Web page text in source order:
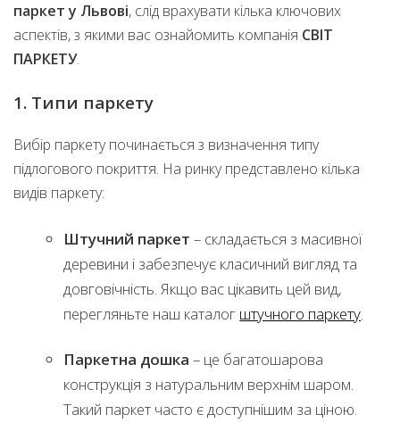
паркет у Львові, слід врахувати кілька ключових
аспектів, з якими вас ознайомить компанія СВІТ
ПАРКЕТУ.
1. Типи паркету
Вибір паркету починається з визначення типу
підлогового покриття. На ринку представлено кілька
видів паркету:
Штучний паркет – складається з масивної
деревини і забезпечує класичний вигляд та
довговічність. Якщо вас цікавить цей вид,
перегляньте наш каталог штучного паркету
Паркетна дошка – це багатошарова
конструкція з натуральним верхнім шаром.
Такий паркет часто є доступнішим за ціною.